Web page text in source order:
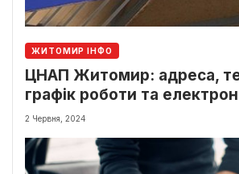
ЖИТОМИР ІНФО
ЦНАП Житомир: адреса,
графік роботи та
2 Червня, 2024